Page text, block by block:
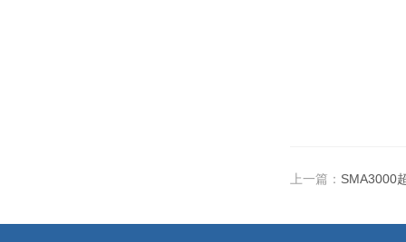
上一篇： SMA3000超微